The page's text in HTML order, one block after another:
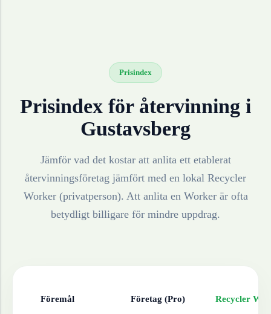
Prisindex
Prisindex för återvinning i
Gustavsberg
Jämför vad det kostar att anlita ett etablerat
återvinningsföretag jämfört med en lokal Recycler
Worker (privatperson). Att anlita en Worker är ofta
betydligt billigare för mindre uppdrag.
Föremål Företag (Pro) Recycler